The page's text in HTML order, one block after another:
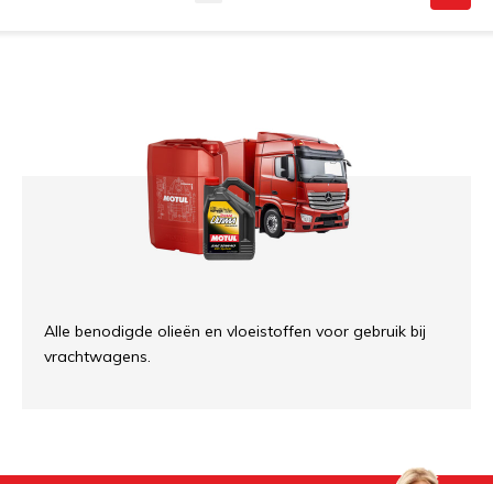
Alle benodigde olieën en vloeistoffen voor gebruik bij
vrachtwagens.